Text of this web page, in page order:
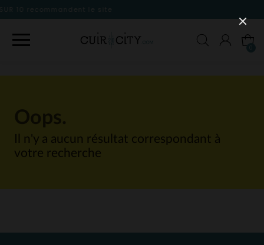
Il n'y a aucun résultat correspondant à
votre recherche